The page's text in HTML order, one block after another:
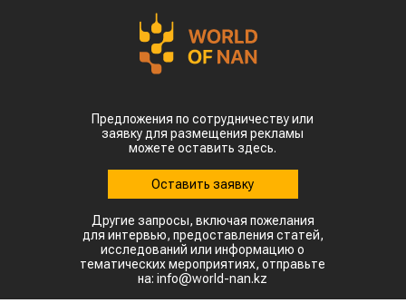
Предложения по сотрудничеству или
заявку для размещения рекламы
можете оставить здесь.
Оставить заявку
Другие запросы, включая пожелания
для интервью, предоставления статей,
исследований или информацию о
тематических мероприятиях, отправьте
на: info@world-nan.kz